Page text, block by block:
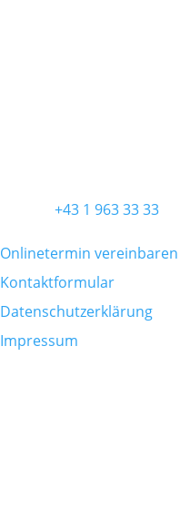
+43 1 963 33 33
Onlinetermin vereinbaren
Kontaktformular
Datenschutzerklärung
Impressum